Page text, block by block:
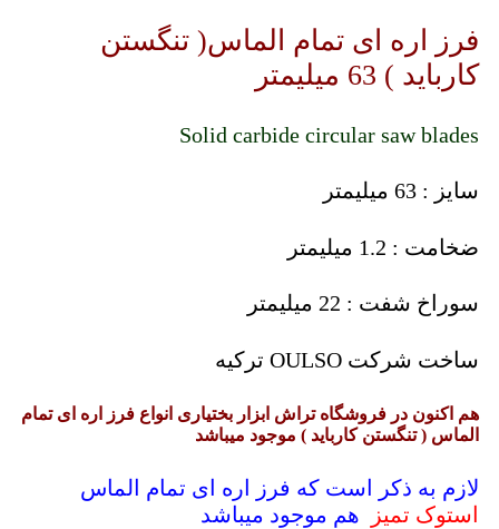
فرز اره ای تمام الماس( تنگستن
کارباید ) 63 میلیمتر
Solid carbide circular saw blades
سایز : 63 میلیمتر
ضخامت : 1.2 میلیمتر
سوراخ شفت : 22 میلیمتر
ساخت شرکت OULSO ترکیه
هم اکنون در فروشگاه تراش ابزار بختیاری انواع فرز اره ای تمام
الماس ( تنگستن کارباید ) موجود میباشد
لازم به ذکر است که فرز اره ای تمام الماس
استوک تمیز
هم موجود میباشد